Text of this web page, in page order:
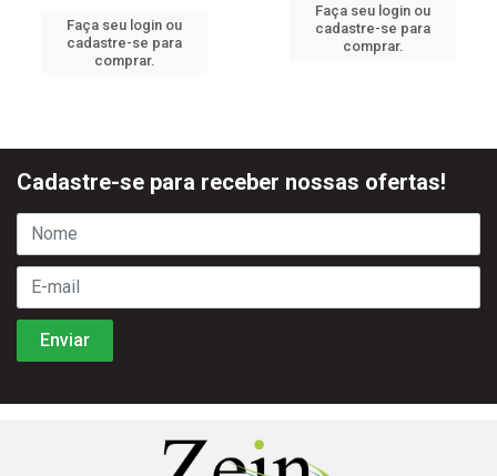
Faça seu login ou
cadastre-se para
comprar.
Faça seu login ou
cadastre-se para
comprar.
Cadastre-se para receber nossas ofertas!